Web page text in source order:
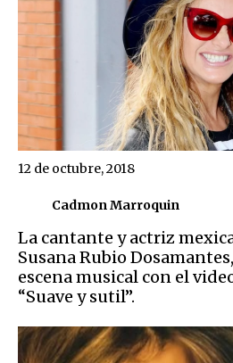
Cadmon Marroquin
12 de octubre, 2018
La cantante y actriz
Susana Rubio
escena musical con el
“Suave y sutil”.